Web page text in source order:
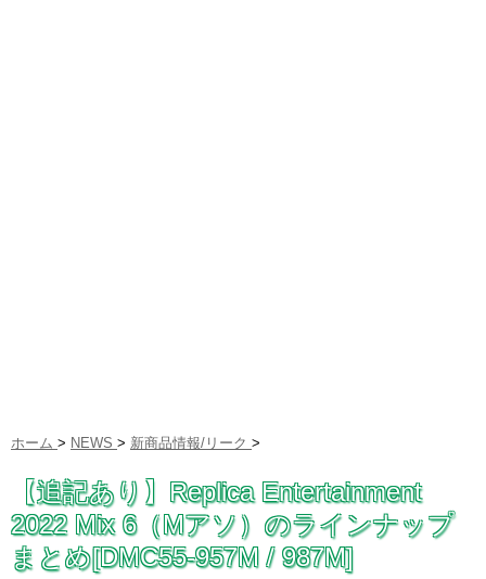
ホーム > NEWS > 新商品情報/リーク >
【追記あり】Replica Entertainment
2022 Mix 6（Mアソ）のラインナップ
まとめ[DMC55-957M / 987M]